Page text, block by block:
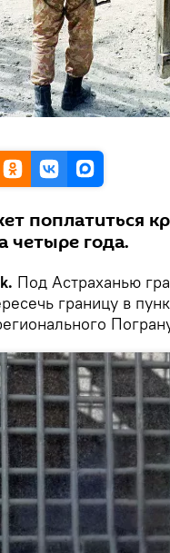
поплатиться
четыре года.
Под Астраханью
границу в